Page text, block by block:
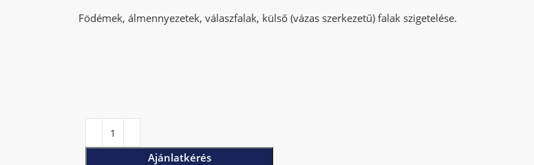
Födémek, álmennyezetek, válaszfalak, külső (vázas szerkezetű) falak szigetelése.
Ajánlatkérés